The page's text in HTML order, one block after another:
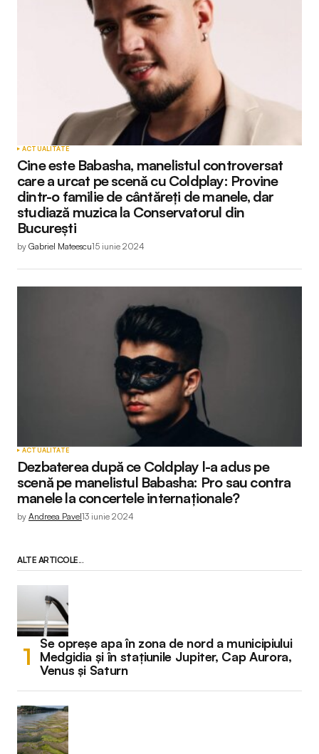
ACTUALITATE
Cine este Babasha, manelistul controversat
care a urcat pe scenă cu Coldplay: Provine
dintr-o familie de cântăreți de manele, dar
studiază muzica la Conservatorul din
București
by Gabriel Mateescu15 iunie 2024
ACTUALITATE
Dezbaterea după ce Coldplay l-a adus pe
scenă pe manelistul Babasha: Pro sau contra
manele la concertele internaționale?
by Andreea Pavel13 iunie 2024
ALTE ARTICOLE...
Se opreșe apa în zona de nord a municipiului
Medgidia și în stațiunile Jupiter, Cap Aurora,
Venus și Saturn